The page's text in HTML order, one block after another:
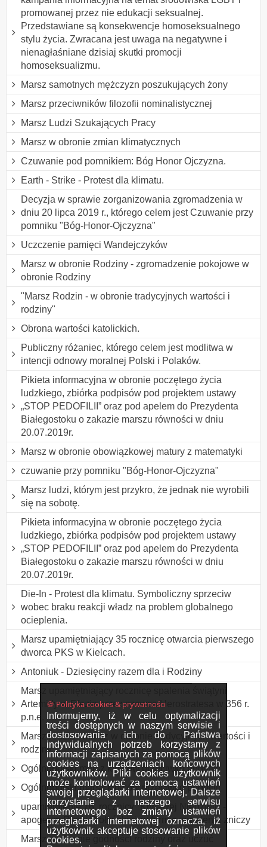
🍪 Polityka cookies & prywatności
Informujemy, iż w celu optymalizacji
treści dostępnych w naszym serwisie i
dostosowania ich do Państwa
indywidualnych potrzeb korzystamy z
informacji zapisanych za pomocą plików
cookies na urządzeniach końcowych
użytkowników. Pliki cookies użytkownik
może kontrolować za pomocą ustawień
swojej przeglądarki internetowej. Dalsze
korzystanie z naszego serwisu
internetowego bez zmiany ustawień
przeglądarki internetowej oznacza, iż
użytkownik akceptuje stosowanie plików
cookies.
promowanej przez nie edukacji seksualnej.
Przedstawiane są konsekwencje homoseksualnego
stylu życia. Zwracana jest uwaga na negatywne i
nienagłaśniane dzisiaj skutki promocji
homoseksualizmu.
Marsz samotnych mężczyzn poszukujących żony
Marsz przeciwników filozofii nominalistycznej
Marsz Ludzi Szukających Pracy
Marsz w obronie zmian klimatycznych
Czuwanie pod pomnikiem: Bóg Honor Ojczyzna.
Earth - Strike - Protest dla klimatu.
Decyzja w sprawie zorganizowania zgromadzenia w
dniu 20 lipca 2019 r., którego celem jest Czuwanie przy
pomniku "Bóg-Honor-Ojczyzna"
Uczczenie pamięci Wandejczyków
Marsz w obronie Rodziny - zgromadzenie pokojowe w
obronie Rodziny
"Marsz Rodzin - w obronie tradycyjnych wartości i
rodziny"
Obrona wartości katolickich.
Publiczny różaniec, którego celem jest modlitwa w
intencji odnowy moralnej Polski i Polaków.
Pikieta informacyjna w obronie poczętego życia
ludzkiego, zbiórka podpisów pod projektem ustawy
„STOP PEDOFILII” oraz pod apelem do Prezydenta
Białegostoku o zakazie marszu równości w dniu
20.07.2019r.
Marsz w obronie obowiązkowej matury z matematyki
czuwanie przy pomniku "Bóg-Honor-Ojczyzna"
Marsz ludzi, którym jest przykro, że jednak nie wyrobili
się na sobotę.
Pikieta informacyjna w obronie poczętego życia
ludzkiego, zbiórka podpisów pod projektem ustawy
„STOP PEDOFILII” oraz pod apelem do Prezydenta
Białegostoku o zakazie marszu równości w dniu
20.07.2019r.
Die-In - Protest dla klimatu. Symboliczny sprzeciw
wobec braku reakcji władz na problem globalnego
ocieplenia.
Marsz upamiętniający 35 rocznicę otwarcia pierwszego
dworca PKS w Kielcach.
Antoniuk - Dziesięciny razem dla i Rodziny
Marsz upamiętniający rocznicę spalenia świątyni
Artemidy w Efezie przez szewca Herostratesa w 356 r.
p.n.e.
Marsz rodzin - marsz w obronie tradycyjnych wartości i
rodziny
Ogólnopolski marsz kibiców przeciwko pedofilii
Ogólnopolski marsz kibiców przeciwko pedofilii
upamiętnienie 76. rocznicy "Krwawej Niedzieli" -
apogeum Rzezi Wołyńskiej, w formie zapalenia zniczy
Marsz w obronie godności rodziny oraz uczuć